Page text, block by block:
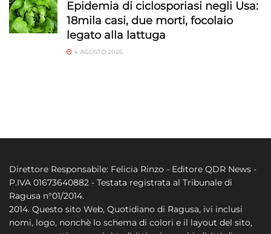
Epidemia di ciclosporiasi negli Usa:
18mila casi, due morti, focolaio
legato alla lattuga
4 AGOSTO 2026
Direttore Responsabile: Felicia Rinzo - Editore QDR News -
P.IVA 01673640882 - Testata registrata al Tribunale di
Ragusa n°01/2014.
2014. Questo sito Web, Quotidiano di Ragusa, ivi inclusi
nomi, logo, nonchè lo schema di colori e il layout del sito,